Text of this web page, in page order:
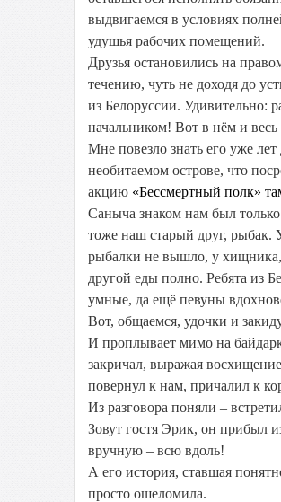
выдвигаемся в условиях
удушья рабочих помещений.
Друзья остановились на
течению, чуть не доходя до
из Белоруссии. Удивительно:
начальником! Вот в нём и
Мне повезло знать его уже
необитаемом острове, что
акцию «Бессмертный полк»
Саныча знаком нам был
тоже наш старый друг, рыбак.
рыбалки не вышло, у хищника,
другой еды полно. Ребята из
умные, да ещё певуны
Вот, общаемся, удочки и
И проплывает мимо на
закричал, выражая
повернул к нам, причалил к
Из разговора поняли –
Зовут гостя Эрик, он прибыл
вручную – всю вдоль!
А его история, ставшая
просто ошеломила.